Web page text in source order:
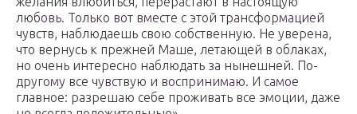
любовь. Только вот вместе с этой трансформацией
чувств, наблюдаешь свою собственную. Не уверена,
что вернусь к прежней Маше, летающей в облаках,
но очень интересно наблюдать за нынешней. По-
другому все чувствую и воспринимаю. И самое
главное: разрешаю себе проживать все эмоции, даже